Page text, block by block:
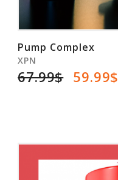
Pump Complex
XPN
67.99$ 59.99$